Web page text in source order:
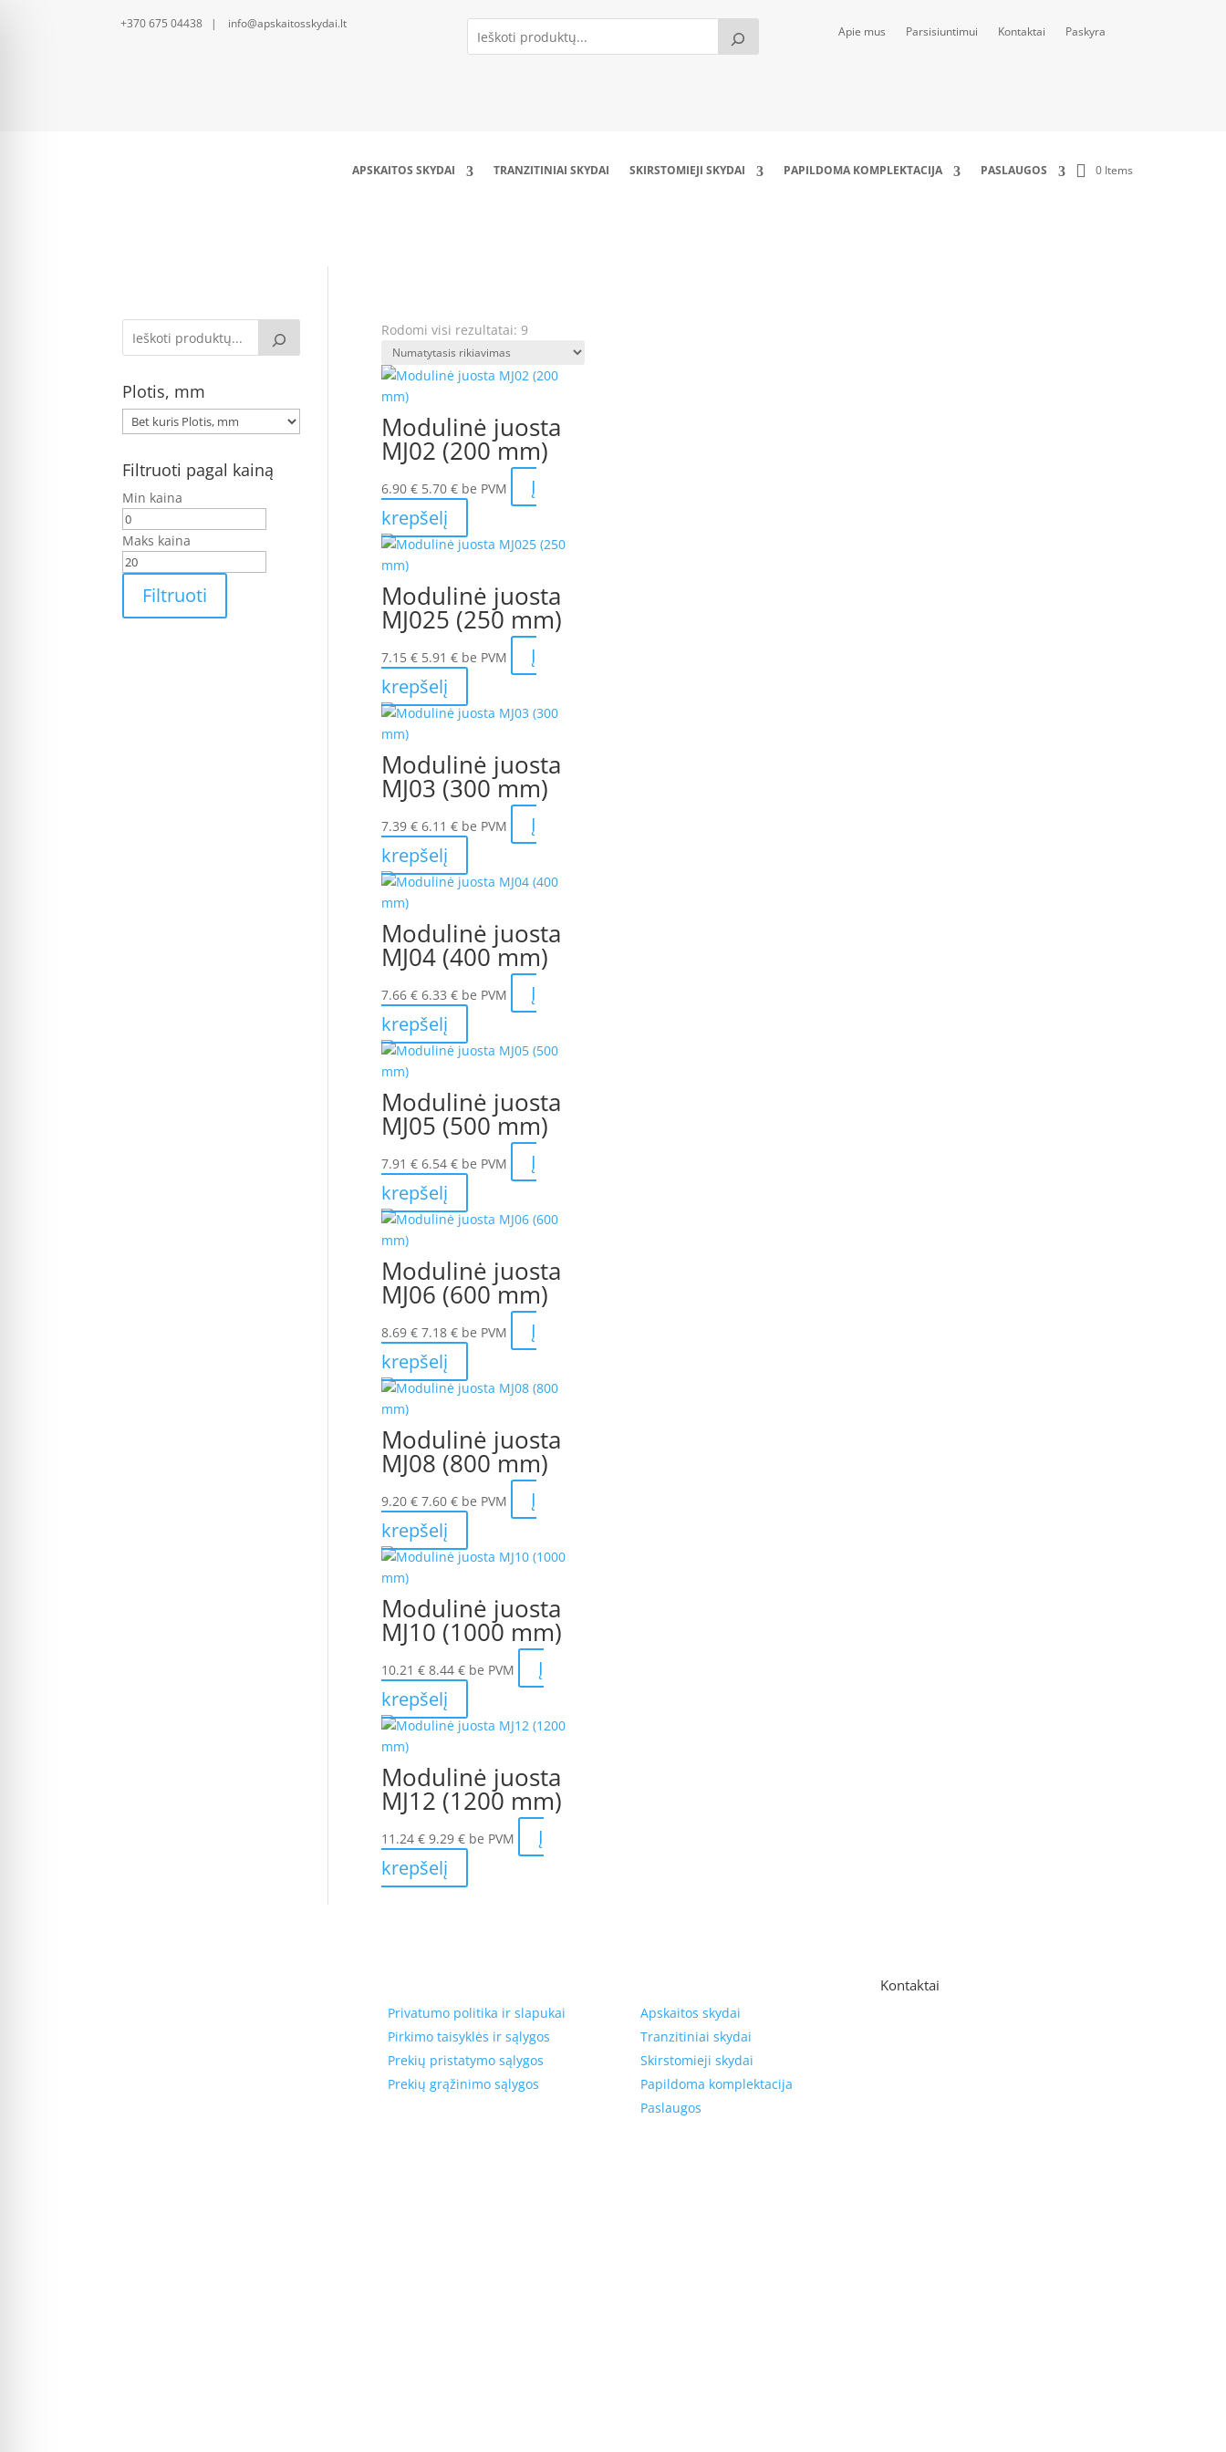
+370 675 04438 | info@apskaitosskydai.lt
Apie mus Parsisiuntimui Kontaktai Paskyra
APSKAITOS SKYDAI TRANZITINIAI SKYDAI SKIRSTOMIEJI SKYDAI PAPILDOMA KOMPLEKTACIJA PASLAUGOS 0 Items
Rodomi visi rezultatai: 9
Modulinė juosta
MJ02 (200 mm)
6.90 € 5.70 €be PVM
Į
krepšelį
Modulinė juosta
MJ025 (250 mm)
7.15 € 5.91 €be PVM
Į
krepšelį
Modulinė juosta
MJ03 (300 mm)
7.39 € 6.11 €be PVM
Į
krepšelį
Modulinė juosta
MJ04 (400 mm)
7.66 € 6.33 €be PVM
Į
krepšelį
Modulinė juosta
MJ05 (500 mm)
7.91 € 6.54 €be PVM
Į
krepšelį
Modulinė juosta
MJ06 (600 mm)
8.69 € 7.18 €be PVM
Į
krepšelį
Modulinė juosta
MJ08 (800 mm)
9.20 € 7.60 €be PVM
Į
krepšelį
Modulinė juosta
MJ10 (1000 mm)
10.21 € 8.44 €be PVM
Į
krepšelį
Modulinė juosta
MJ12 (1200 mm)
11.24 € 9.29 €be PVM
Į
krepšelį
Plotis, mm
Filtruoti pagal kainą
Min kaina
Maks kaina
Filtruoti
Privatumo politika ir slapukai
Pirkimo taisyklės ir sąlygos
Prekių pristatymo sąlygos
Prekių grąžinimo sąlygos
Apskaitos skydai
Tranzitiniai skydai
Skirstomieji skydai
Papildoma komplektacija
Paslaugos
Kontaktai